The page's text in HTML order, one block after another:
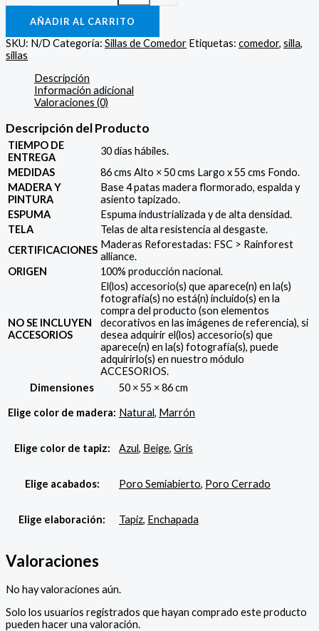
AÑADIR AL CARRITO
SKU: N/D Categoría: Sillas de Comedor Etiquetas: comedor, silla,
sillas
Descripción
Información adicional
Valoraciones (0)
Descripción del Producto
TIEMPO DE
ENTREGA
30 días hábiles.
MEDIDAS
86 cms Alto × 50 cms Largo x 55 cms Fondo.
MADERA Y
PINTURA
Base 4 patas madera flormorado, espalda y
asiento tapizado.
ESPUMA
Espuma industrializada y de alta densidad.
TELA
Telas de alta resistencia al desgaste.
CERTIFICACIONES Maderas Reforestadas: FSC > Rainforest
alliance.
ORIGEN
100% producción nacional.
NO SE INCLUYEN
ACCESORIOS
El(los) accesorio(s) que aparece(n) en la(s)
fotografía(s) no está(n) incluido(s) en la
compra del producto (son elementos
decorativos en las imágenes de referencia), si
desea adquirir el(los) accesorio(s) que
aparece(n) en la(s) fotografía(s), puede
adquirirlo(s) en nuestro módulo
ACCESORIOS.
Dimensiones
50 × 55 × 86 cm
Elige color de madera: Natural, Marrón
Elige color de tapiz: Azul, Beige, Gris
Elige acabados: Poro Semiabierto, Poro Cerrado
Elige elaboración: Tapiz, Enchapada
Valoraciones
No hay valoraciones aún.
Solo los usuarios registrados que hayan comprado este producto
pueden hacer una valoración.